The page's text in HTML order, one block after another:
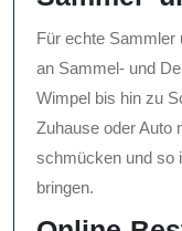
Für echte Sammler
an Sammel- und
Wimpel bis hin zu
Zuhause oder Auto
schmücken und so
bringen.